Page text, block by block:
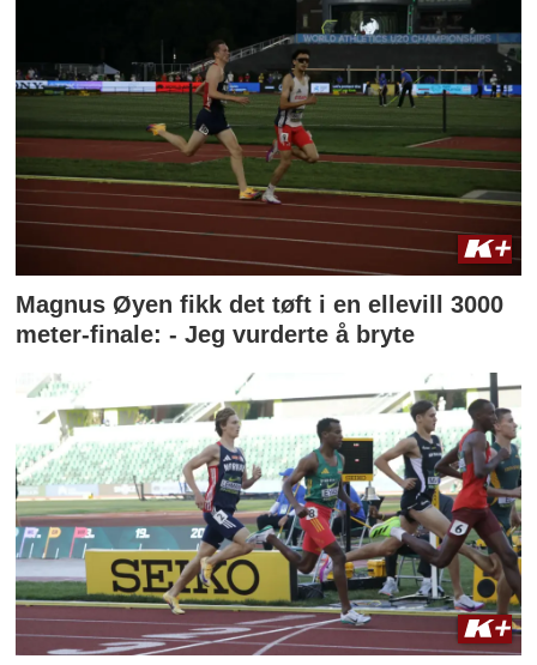
Magnus Øyen fikk det tøft i en ellevill 3000
meter-finale: - Jeg vurderte å bryte